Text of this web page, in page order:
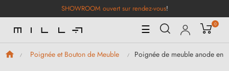
SHOWROOM ouvert sur rendez-vous!
Basculer
la
navigation
☰ 0
Poignée et Bouton de Meuble Poignée de meuble anode en